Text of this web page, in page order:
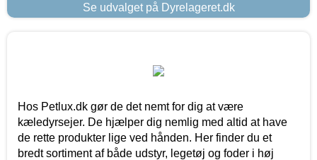
Se udvalget på Dyrelageret.dk
Hos Petlux.dk gør de det nemt for dig at være
kæledyrsejer. De hjælper dig nemlig med altid at have
de rette produkter lige ved hånden. Her finder du et
bredt sortiment af både udstyr, legetøj og foder i høj